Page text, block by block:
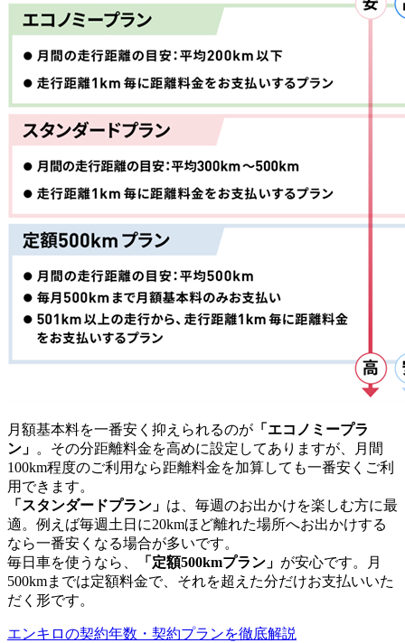
月額基本料を一番安く抑えられるのが 「エコノミープラ
ン」 。その分距離料金を高めに設定してありますが、月間
100km程度のご利用なら距離料金を加算しても一番安くご利
用できます。
「スタンダードプラン」 は、毎週のお出かけを楽しむ方に最
適。例えば毎週土日に20kmほど離れた場所へお出かけする
なら一番安くなる場合が多いです。
毎日車を使うなら、
「定額500kmプラン」 が安心です。月
500kmまでは定額料金で、それを超えた分だけお支払いいた
だく形です。
エンキロの契約年数・契約プランを徹底解説